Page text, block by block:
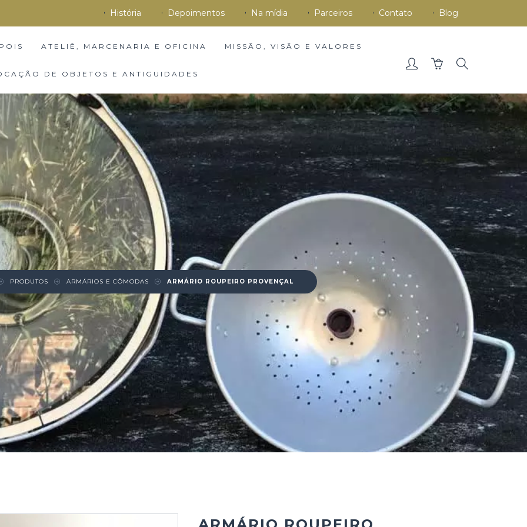
História Depoimentos Na mídia Parceiros Contato Blog
ATELIÊ, MARCENARIA E OFICINA MISSÃO, VISÃO E VALORES
DE OBJETOS E ANTIGUIDADES
PRODUTOS ARMÁRIOS E CÔMODAS ARMÁRIO ROUPEIRO PROVENÇAL